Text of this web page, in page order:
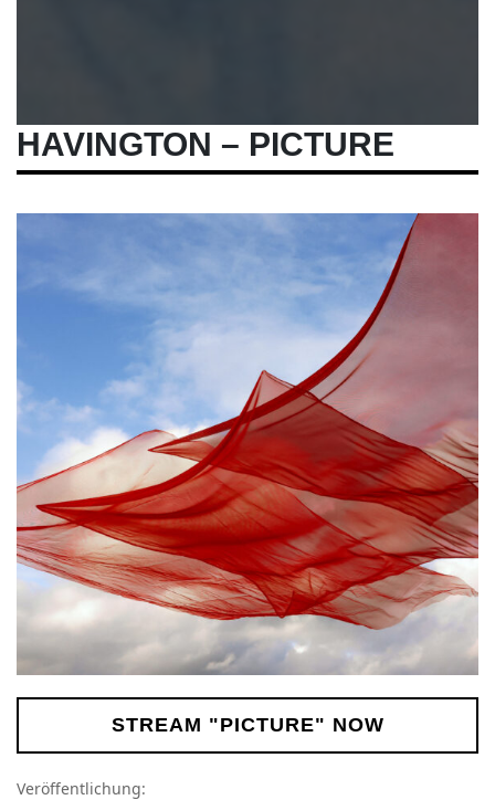
HAVINGTON – PICTURE
STREAM "PICTURE" NOW
Veröffentlichung: